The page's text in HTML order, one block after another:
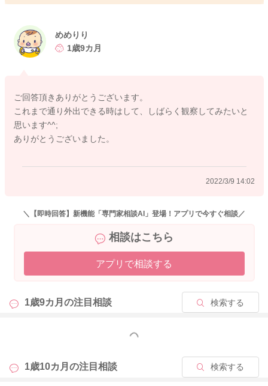
とがあるからなのか、はっきりとしたことはわかりません。
ことではないと思います。
気分的に今日はお出かけをした方がいいと思う時には、足を運
んでみてはいかがでしょうか？
そうしているうちに、お子さんの反応も変わってくるようにな
るかもしれません。
めめりり
1歳9カ月
ご回答頂きありがとうございます。
これまで通り外出できる時はして、しばらく観察してみたいと
思います^^;
ありがとうございました。
2022/3/9 14:02
＼【即時回答】新機能「専門家相談AI」登場！アプリで今すぐ相談／
相談はこちら
アプリで相談する
1歳9カ月の注目相談 検索する
もっと見る
1歳10カ月の注目相談 検索する